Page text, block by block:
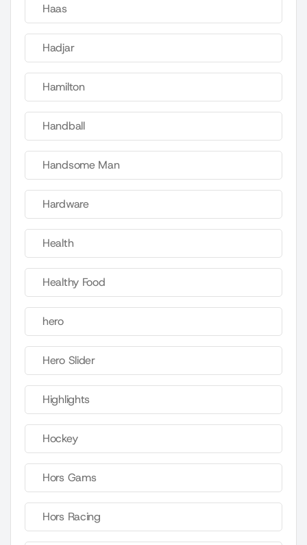
Haas
Hadjar
Hamilton
Handball
Handsome Man
Hardware
Health
Healthy Food
hero
Hero Slider
Highlights
Hockey
Hors Gams
Hors Racing